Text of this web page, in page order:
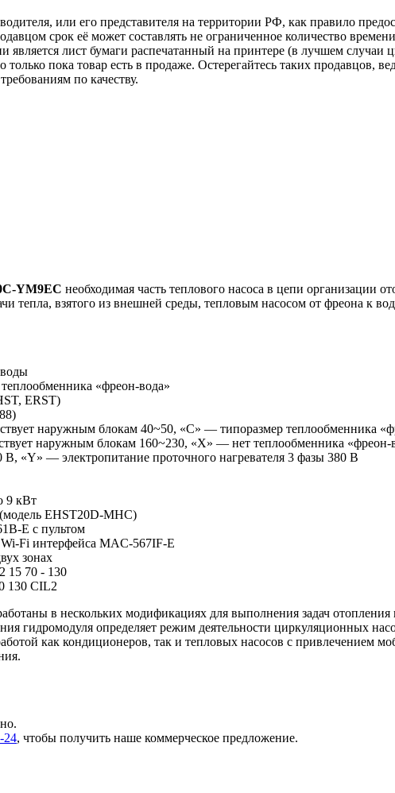
или его представителя на территории РФ, как правило
срок её может составлять не ограниченное количество
лист бумаги распечатанный на принтере (в лучшем случаи
пока товар есть в продаже. Остерегайтесь таких продавцов,
по качеству.
YM9EC необходимая часть теплового насоса в цепи
тепла, взятого из внешней среды, тепловым насосом от фреона к
«фреон-вода»
ERST)
наружным блокам 40~50, «C» — типоразмер теплообменника
наружным блокам 160~230, «X» — нет теплообменника «фреон-
«Y» — электропитание проточного нагревателя 3 фазы 380 В
9 кВт
EHST20D-MHC)
E с пультом
Fi интерфейса MAC-567IF-E
зонах
15 70 - 130
130 CIL2
в нескольких модификациях для выполнения задач
гидромодуля определяет режим деятельности циркуляционных
как кондиционеров, так и тепловых насосов с привлечением
24, чтобы получить наше коммерческое предложение.